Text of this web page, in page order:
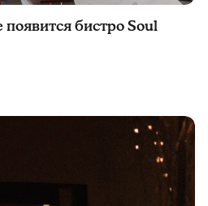
бистро Soul